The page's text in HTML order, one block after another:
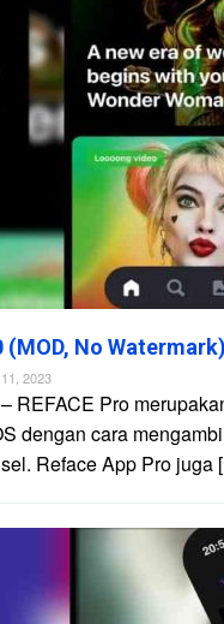
(MOD, No Watermark)
2023
REFACE Pro
dengan cara
Reface App Pro